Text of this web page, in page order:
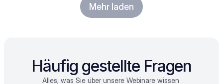
Mehr laden
Häufig gestellte Fragen
Alles, was Sie über unsere Webinare wissen